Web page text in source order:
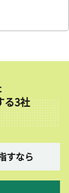
る3社
すなら